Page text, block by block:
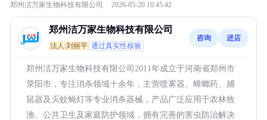
郑州洁万家生物科技有限公司 · 2026-05-20 10:45:42
郑州洁万家生物科技有限公司
法人:刘丽平 通过真实性核验
咨询 进店
郑州洁万家生物科技有限公司2011年成立于河南省郑州市
荥阳市，专注消杀领域十余年，主营喷雾器、蟑螂药、捕
鼠器及灭蚊蝇灯等专业消杀器械，产品广泛应用于农林牧
渔、公共卫生及家庭防护领域，拥有完善的害虫防治解决